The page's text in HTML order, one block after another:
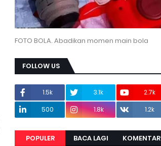
FOTO BOLA. Abadikan momen main bola
FOLLOW US
1.5k 3.1k
2.7k
500
1.8k 1.2k
POPULER BACA LAGI KOMENTAR